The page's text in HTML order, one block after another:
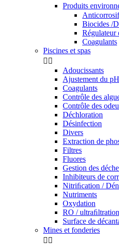
Produits
Biocides /
Régulateur
Coagulants
Piscines et spas
 
Adoucissants
Ajustement du pH
Coagulants
Contrôle des
Contrôle des
Déchloration
Désinfection
Divers
Extraction de
Filtres
Fluores
Gestion des
Inhibiteurs de
Nitriﬁcation /
Nutriments
Oxydation
RO /
Surface de
Mines et fonderies
 